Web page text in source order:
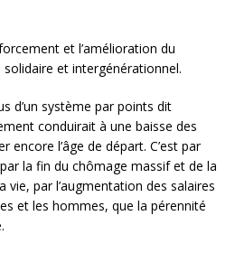
et l’amélioration du
et intergénérationnel.
d’un système par points dit
conduirait à une baisse des
encore l’âge de départ. C’est par
la fin du chômage massif et de la
par l’augmentation des salaires
et les hommes, que la pérennité